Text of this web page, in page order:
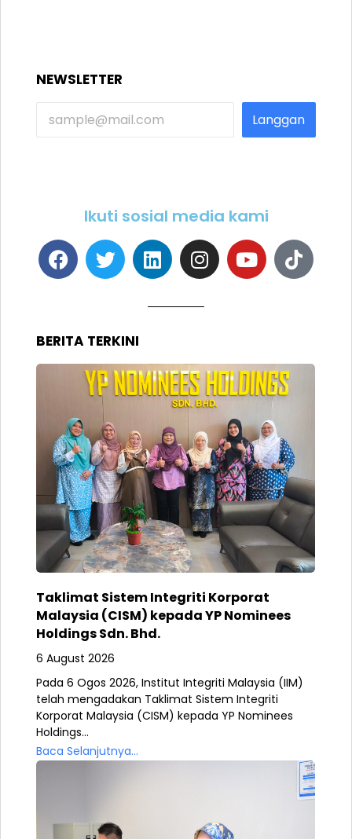
NEWSLETTER
Langgan
Ikuti sosial media kami
BERITA TERKINI
Taklimat Sistem Integriti Korporat
Malaysia (CISM) kepada YP Nominees
Holdings Sdn. Bhd.
6 August 2026
Pada 6 Ogos 2026, Institut Integriti Malaysia (IIM)
telah mengadakan Taklimat Sistem Integriti
Korporat Malaysia (CISM) kepada YP Nominees
Holdings...
Baca Selanjutnya...